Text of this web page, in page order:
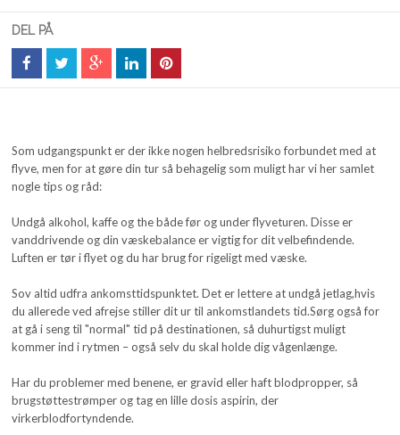
DEL PÅ
Som udgangspunkt er der ikke nogen helbredsrisiko forbundet med at
flyve, men for at gøre din tur så behagelig som muligt har vi her samlet
nogle tips og råd:
Undgå alkohol, kaffe og the både før og under flyveturen. Disse er
vanddrivende og din væskebalance er vigtig for dit velbefindende.
Luften er tør i flyet og du har brug for rigeligt med væske.
Sov altid udfra ankomsttidspunktet. Det er lettere at undgå jetlag,hvis
du allerede ved afrejse stiller dit ur til ankomstlandets tid.Sørg også for
at gå i seng til "normal" tid på destinationen, så duhurtigst muligt
kommer ind i rytmen – også selv du skal holde dig vågenlænge.
Har du problemer med benene, er gravid eller haft blodpropper, så
brugstøttestrømper og tag en lille dosis aspirin, der
virkerblodfortyndende.